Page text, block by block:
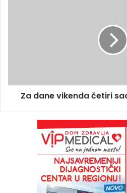
Za dane vikenda četiri